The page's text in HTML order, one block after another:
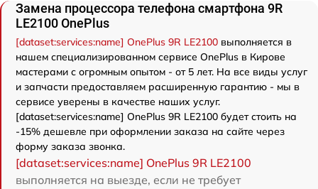
Замена процессора телефона смартфона 9R
LE2100 OnePlus
[dataset:services:name] OnePlus 9R LE2100 выполняется в
нашем специализированном сервисе OnePlus в Кирове
мастерами с огромным опытом - от 5 лет. На все виды услуг
и запчасти предоставляем расширенную гарантию - мы в
сервисе уверены в качестве наших услуг.
[dataset:services:name] OnePlus 9R LE2100 будет стоить на
-15% дешевле при оформлении заказа на сайте через
форму заказа звонка.
[dataset:services:name] OnePlus 9R LE2100
выполняется на выезде, если не требует